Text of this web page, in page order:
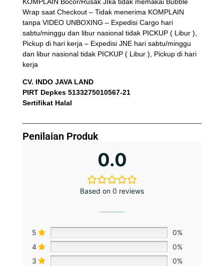
Wrap saat Checkout – Tidak menerima KOMPLAIN
tanpa VIDEO UNBOXING – Expedisi Cargo hari
sabtu/minggu dan libur nasional tidak PICKUP ( Libur ),
Pickup di hari kerja – Expedisi JNE hari sabtu/minggu
dan libur nasional tidak PICKUP ( Libur ), Pickup di hari
kerja
CV. INDO JAVA LAND
PIRT Depkes 5133275010567-21
Sertifikat Halal
Penilaian Produk
0.0
Based on 0 reviews
5
0%
4
0%
3
0%